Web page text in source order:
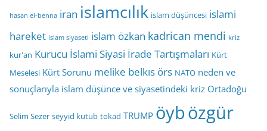
hasan el-benna iran islamcılık islam düşüncesi islami
hareket islam siyaseti islam özkan kadrican mendi kriz
kur'an Kurucu İslami Siyasi İrade Tartışmaları Kürt
Meselesi Kürt Sorunu melike belkıs örs NATO neden ve
sonuçlarıyla islam düşünce ve siyasetindeki kriz Ortadoğu
Selim Sezer seyyid kutub tokad TRUMP öybözgür